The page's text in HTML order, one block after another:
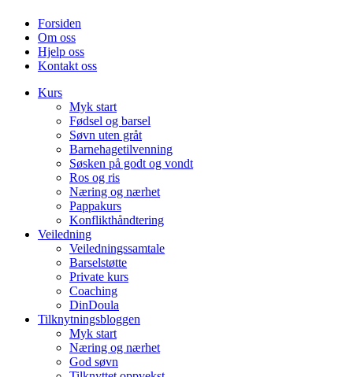
Forsiden
Om oss
Hjelp oss
Kontakt oss
Kurs
Myk start
Fødsel og barsel
Søvn uten gråt
Barnehagetilvenning
Søsken på godt og vondt
Ros og ris
Næring og nærhet
Pappakurs
Konflikthåndtering
Veiledning
Veiledningssamtale
Barselstøtte
Private kurs
Coaching
DinDoula
Tilknytningsbloggen
Myk start
Næring og nærhet
God søvn